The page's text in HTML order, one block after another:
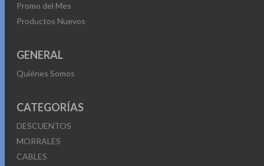
Promo del Mes
Productos Nuevos
GENERAL
Quiénes Somos
CATEGORÍAS
DESCUENTOS
MORRALES
CABLES